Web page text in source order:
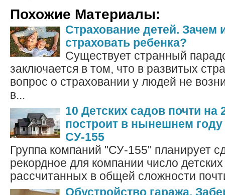
Похожие Материалы:
Страхование детей. Зачем
страховать ребенка?
Существует странный
заключается в том, что в развитых
вопрос о страховании у людей не
в...
10 Детских садов почти на
построит в нынешнем
СУ-155
Группа компаний "СУ-155" планирует
рекордное для компании число
рассчитанных в общей сложности
Обустройство гаража.